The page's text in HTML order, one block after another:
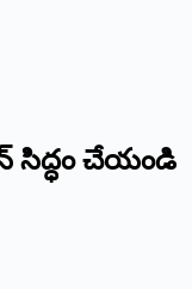
‌సిద్ధం చేయండి